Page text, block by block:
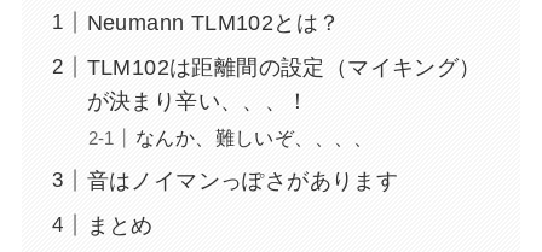
Neumann TLM102とは？
TLM102は距離間の設定（マイキング）
が決まり辛い、、、！
なんか、難しいぞ、、、、
音はノイマンっぽさがあります
まとめ